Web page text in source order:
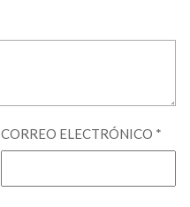
CORREO ELECTRÓNICO *